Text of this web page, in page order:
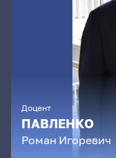
Доцент
ПАВЛЕНКО
Роман Игоревич